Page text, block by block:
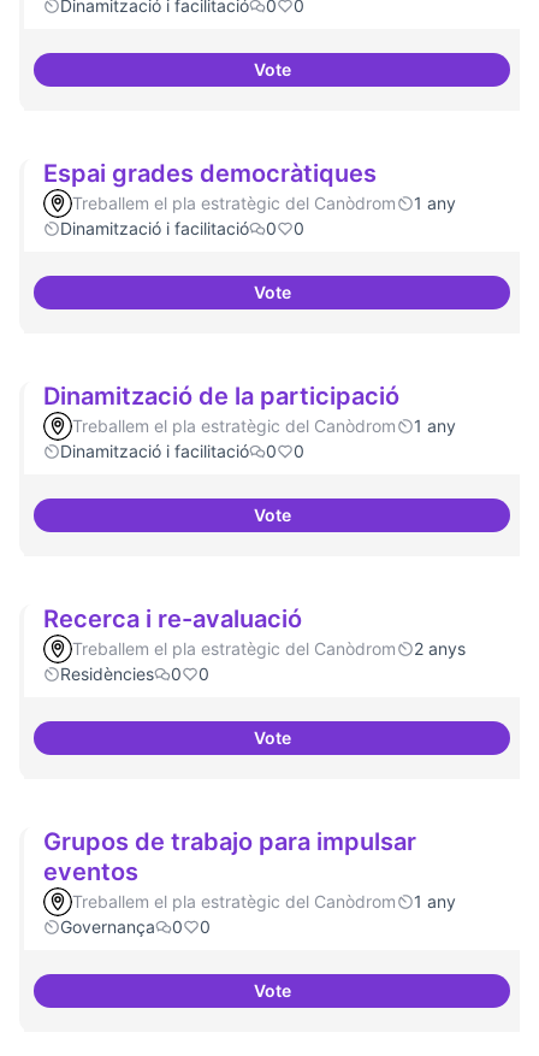
Dinamització i facilitació
0 0
VoteProtocol de rebuda de
Espai grades democràtiques
Treballem el pla estratègic del Canòdrom
1 any
Dinamització i facilitació
0 0
VoteEspai grades democràtiques
Dinamització de la participació
Treballem el pla estratègic del Canòdrom
1 any
Dinamització i facilitació
0 0
VoteDinamització de la participació
Recerca i re-avaluació
Treballem el pla estratègic del Canòdrom
2 anys
Residències
0 0
VoteRecerca i re-avaluació
Grupos de trabajo para impulsar
eventos
Treballem el pla estratègic del Canòdrom
1 any
Governança
0 0
VoteGrupos de trabajo para